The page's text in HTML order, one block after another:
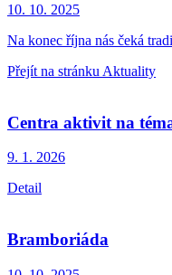
10. 10. 2025
Na konec října nás čeká
Přejít na stránku Aktuality
Centra aktivit na
9. 1. 2026
Detail
Bramboriáda